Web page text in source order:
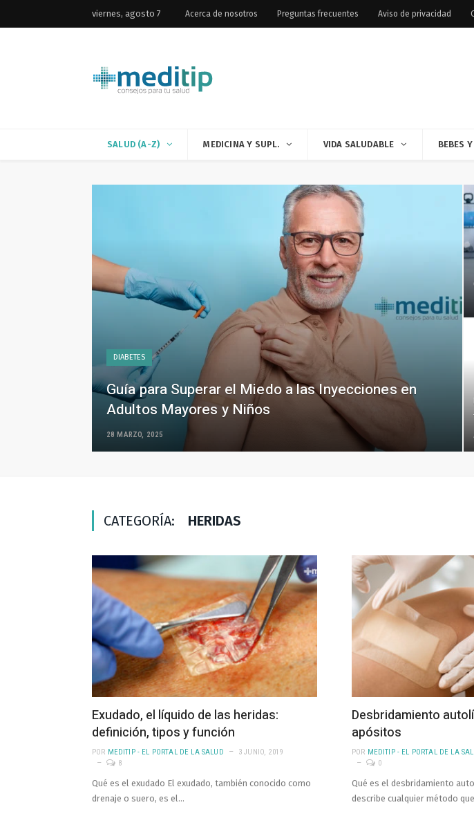
viernes, agosto 7 Acerca de nosotros Preguntas frecuentes Aviso de privacidad
SALUD (A-Z) MEDICINA Y SUPL. VIDA SALUDABLE BEBES
DIABETES
Guía para Superar el Miedo a las Inyecciones en
Adultos Mayores y Niños
28 MARZO, 2025
CATEGORÍA: HERIDAS
Exudado, el líquido de las heridas:
definición, tipos y función
POR MEDITIP - EL PORTAL DE LA SALUD
3 JUNIO, 2019
8
Qué es el exudado El exudado, también conocido como
drenaje o suero, es el…
Desbridamiento
apósitos
POR MEDITIP - EL PORTAL DE LA
0
Qué es el desbridamiento
describe cualquier método